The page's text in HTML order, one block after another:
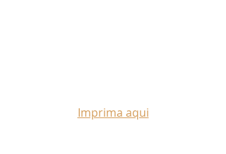
Imprima aqui